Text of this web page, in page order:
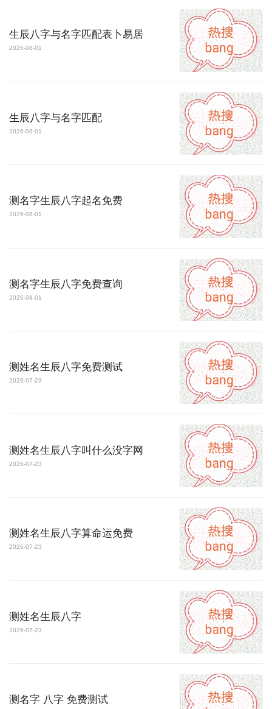
生辰八字与名字匹配表卜易居
2026-08-01
生辰八字与名字匹配
2026-08-01
测名字生辰八字起名免费
2026-08-01
测名字生辰八字免费查询
2026-08-01
测姓名生辰八字免费测试
2026-07-23
测姓名生辰八字叫什么没字网
2026-07-23
测姓名生辰八字算命运免费
2026-07-23
测姓名生辰八字
2026-07-23
测名字 八字 免费测试